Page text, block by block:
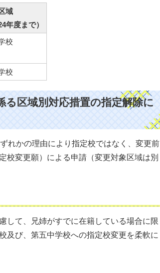
域
年度まで）
校
校
区域別対応措置の指定解除に
れかの理由により指定校ではなく、変更前
校変更願）による申請（変更対象区域は別
して、兄姉がすでに在籍している場合に限
及び、第五中学校への指定校変更を柔軟に